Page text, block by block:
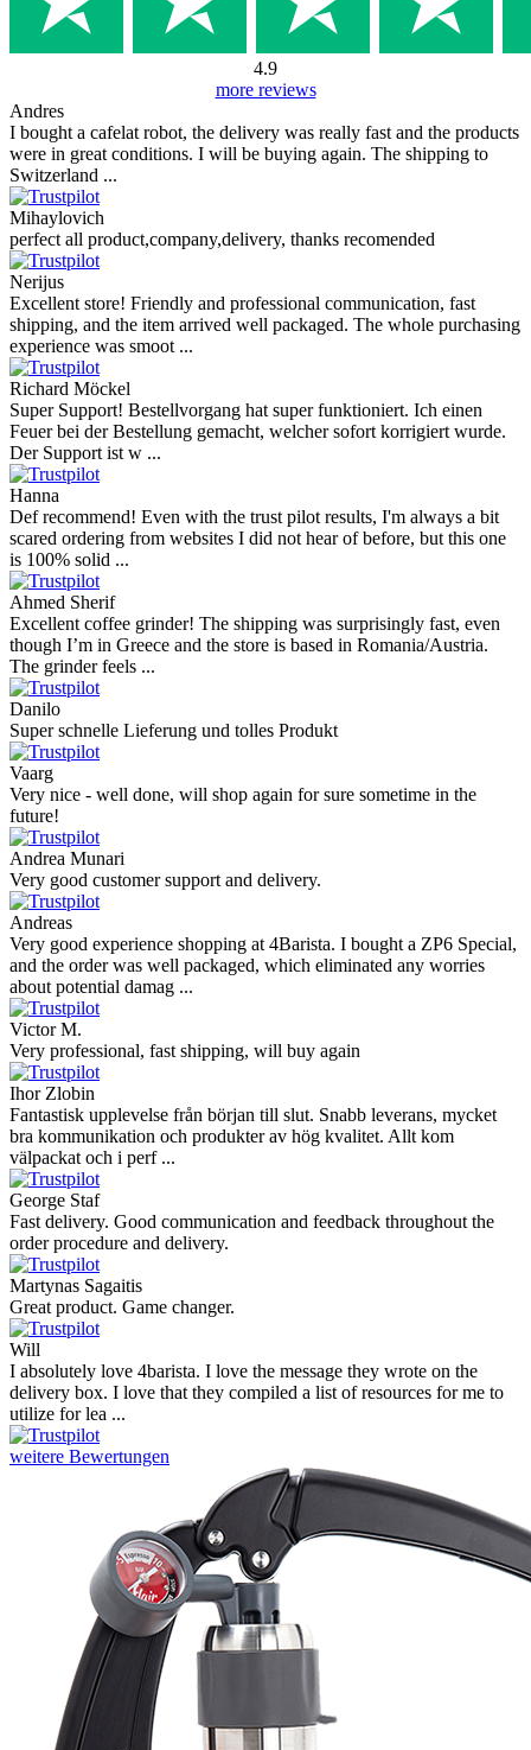
4.9
more reviews
Andres
I bought a cafelat robot, the delivery was really fast and the products
were in great conditions. I will be buying again. The shipping to
Switzerland ...
Mihaylovich
perfect all product,company,delivery, thanks recomended
Nerijus
Excellent store! Friendly and professional communication, fast
shipping, and the item arrived well packaged. The whole purchasing
experience was smoot ...
Richard Möckel
Super Support! Bestellvorgang hat super funktioniert. Ich einen
Feuer bei der Bestellung gemacht, welcher sofort korrigiert wurde.
Der Support ist w ...
Hanna
Def recommend! Even with the trust pilot results, I'm always a bit
scared ordering from websites I did not hear of before, but this one
is 100% solid ...
Ahmed Sherif
Excellent coffee grinder! The shipping was surprisingly fast, even
though I’m in Greece and the store is based in Romania/Austria.
The grinder feels ...
Danilo
Super schnelle Lieferung und tolles Produkt
Vaarg
Very nice - well done, will shop again for sure sometime in the
future!
Andrea Munari
Very good customer support and delivery.
Andreas
Very good experience shopping at 4Barista. I bought a ZP6 Special,
and the order was well packaged, which eliminated any worries
about potential damag ...
Victor M.
Very professional, fast shipping, will buy again
Ihor Zlobin
Fantastisk upplevelse från början till slut. Snabb leverans, mycket
bra kommunikation och produkter av hög kvalitet. Allt kom
välpackat och i perf ...
George Staf
Fast delivery. Good communication and feedback throughout the
order procedure and delivery.
Martynas Sagaitis
Great product. Game changer.
Will
I absolutely love 4barista. I love the message they wrote on the
delivery box. I love that they compiled a list of resources for me to
utilize for lea ...
weitere Bewertungen